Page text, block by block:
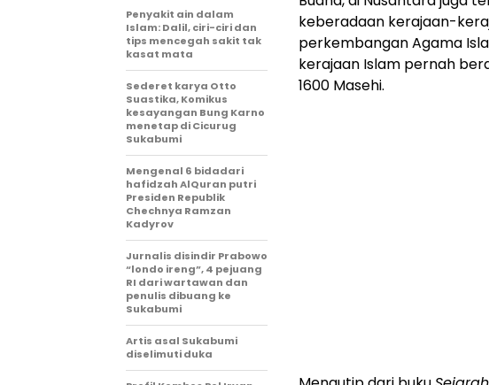
keberadaan kerajaan-
perkembangan Agama
kerajaan Islam pernah
1600 Masehi.
Penyakit ain dalam
Islam: Dalil, ciri-ciri dan
tips mencegah sakit tak
kasat mata
Sederet karya Otto
Suastika, Komikus
kesayangan Bung Karno
menetap di Cicurug
Sukabumi
Mengenal 6 bidadari
hafidzah AlQuran putri
Presiden Republik
Chechnya Ramzan
Kadyrov
Jurnalis disindir Prabowo
“londo ireng”, 4 pejuang
RI dari wartawan dan
penulis dibuang ke
Sukabumi
Artis asal Sukabumi
diselimuti duka